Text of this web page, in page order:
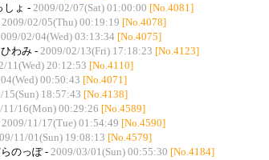
しょ - 2009/02/07(Sat) 01:00:00 [No.4081]
2009/02/05(Thu) 00:19:19 [No.4078]
02/04(Wed) 03:13:34 [No.4075]
わみ - 2009/02/13(Fri) 17:18:23 [No.4123]
11(Wed) 20:12:53 [No.4110]
00:50:43 [No.4071]
15(Sun) 18:57:43 [No.4138]
11/16(Mon) 00:29:26 [No.4589]
2009/11/17(Tue) 01:54:49 [No.4590]
11/01(Sun) 19:08:13 [No.4579]
のっぽ - 2009/03/01(Sun) 00:55:30 [No.4184]